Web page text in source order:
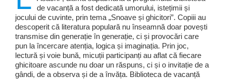
de vacanță a fost dedicată umorului, istețimii și
jocului de cuvinte, prin tema „Snoave și ghicitori”. Copiii au
descoperit că literatura populară nu înseamnă doar povești
transmise din generație în generație, ci și provocări care
pun la încercare atenția, logica și imaginația. Prin joc,
lectură și voie bună, micuții participanți au aflat că fiecare
ghicitoare ascunde nu doar un răspuns, ci și o invitație de a
gândi, de a observa și de a învăța. Biblioteca de vacanță